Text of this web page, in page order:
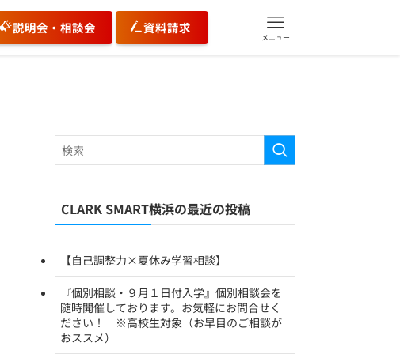
説明会・相談会 資料請求
メニュー
CLARK SMART横浜の最近の投稿
【自己調整力×夏休み学習相談】
『個別相談・９月１日付入学』個別相談会を
随時開催しております。お気軽にお問合せく
ださい！ ※高校生対象（お早目のご相談が
おススメ）